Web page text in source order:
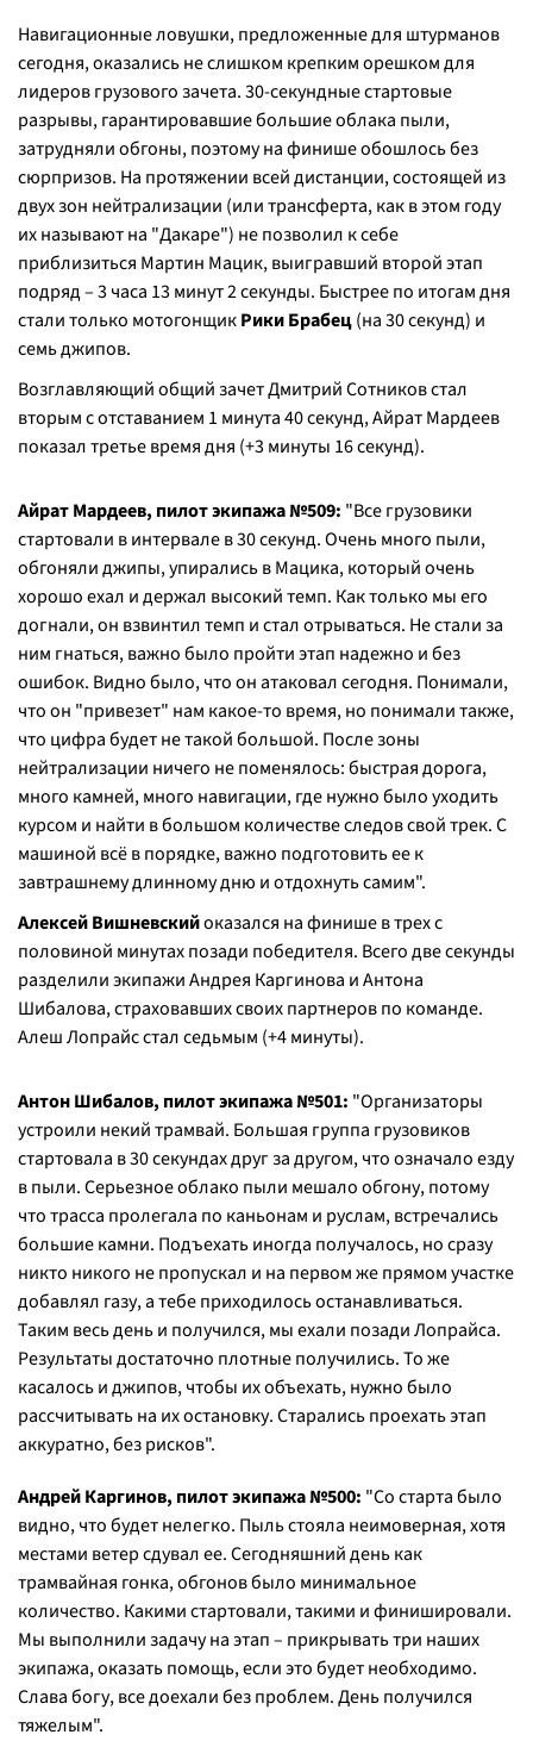
Навигационные ловушки, предложенные для штурманов
сегодня, оказались не слишком крепким орешком для
лидеров грузового зачета. 30-секундные стартовые
разрывы, гарантировавшие большие облака пыли,
затрудняли обгоны, поэтому на финише обошлось без
сюрпризов. На протяжении всей дистанции, состоящей из
двух зон нейтрализации (или трансферта, как в этом году
их называют на "Дакаре") не позволил к себе
приблизиться Мартин Мацик, выигравший второй этап
подряд – 3 часа 13 минут 2 секунды. Быстрее по итогам дня
стали только мотогонщикРики Брабец(на 30 секунд) и
семь джипов.
Возглавляющий общий зачет Дмитрий Сотников стал
вторым с отставанием 1 минута 40 секунд, Айрат Мардеев
показал третье время дня (+3 минуты 16 секунд).
Айрат Мардеев, пилот экипажа №509: "Все грузовики
стартовали в интервале в 30 секунд. Очень много пыли,
обгоняли джипы, упирались в Мацика, который очень
хорошо ехал и держал высокий темп. Как только мы его
догнали, он взвинтил темп и стал отрываться. Не стали за
ним гнаться, важно было пройти этап надежно и без
ошибок. Видно было, что он атаковал сегодня. Понимали,
что он "привезет" нам какое-то время, но понимали также,
что цифра будет не такой большой. После зоны
нейтрализации ничего не поменялось: быстрая дорога,
много камней, много навигации, где нужно было уходить
курсом и найти в большом количестве следов свой трек. С
машиной всё в порядке, важно подготовить ее к
завтрашнему длинному дню и отдохнуть самим".
Алексей Вишневскийоказался на финише в трех с
половиной минутах позади победителя. Всего две секунды
разделили экипажи Андрея Каргинова и Антона
Шибалова, страховавших своих партнеров по команде.
Алеш Лопрайс стал седьмым (+4 минуты).
Антон Шибалов, пилот экипажа №501: "Организаторы
устроили некий трамвай. Большая группа грузовиков
стартовала в 30 секундах друг за другом, что означало езду
в пыли. Серьезное облако пыли мешало обгону, потому
что трасса пролегала по каньонам и руслам, встречались
большие камни. Подъехать иногда получалось, но сразу
никто никого не пропускал и на первом же прямом участке
добавлял газу, а тебе приходилось останавливаться.
Таким весь день и получился, мы ехали позади Лопрайса.
Результаты достаточно плотные получились. То же
касалось и джипов, чтобы их объехать, нужно было
рассчитывать на их остановку. Старались проехать этап
аккуратно, без рисков".
Андрей Каргинов, пилот экипажа №500: "Со старта было
видно, что будет нелегко. Пыль стояла неимоверная, хотя
местами ветер сдувал ее. Сегодняшний день как
трамвайная гонка, обгонов было минимальное
количество. Какими стартовали, такими и финишировали.
Мы выполнили задачу на этап – прикрывать три наших
экипажа, оказать помощь, если это будет необходимо.
Слава богу, все доехали без проблем. День получился
тяжелым".